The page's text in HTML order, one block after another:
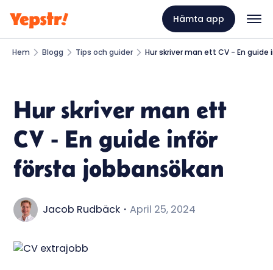
Hämta app
Hem Blogg Tips och guider Hur skriver man ett CV - En
Hur skriver man ett
CV - En guide inför
första jobbansökan
Jacob Rudbäck ・April 25, 2024